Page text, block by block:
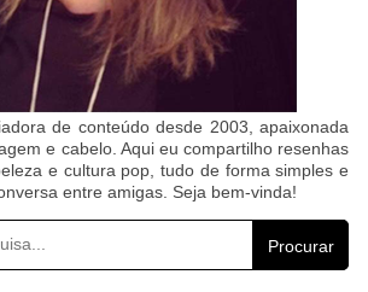
de conteúdo desde 2003, apaixonada
e cabelo. Aqui eu compartilho resenhas
e cultura pop, tudo de forma simples e
entre amigas. Seja bem-vinda!
Procurar